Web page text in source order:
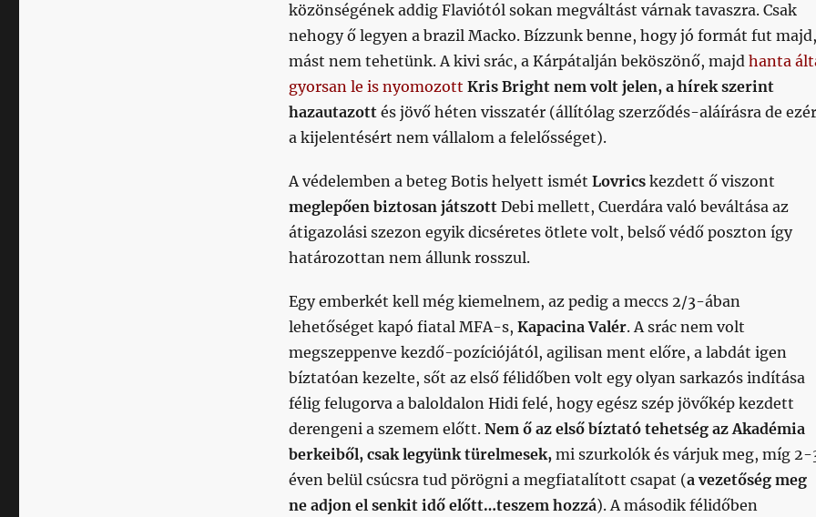
közönségének addig Flaviótól sokan megváltást várnak tavaszra. Csak
nehogy ő legyen a brazil Macko. Bízzunk benne, hogy jó formát fut majd,
mást nem tehetünk. A kivi srác, a Kárpátalján beköszönő, majd hanta
gyorsan le is nyomozott Kris Bright nem volt jelen, a hírek szerint
hazautazottés jövő héten visszatér (állítólag szerződés-aláírásra de
a kijelentésért nem vállalom a felelősséget).
A védelemben a beteg Botis helyett ismét Lovrics kezdett ő viszont
meglepően biztosan játszott Debi mellett, Cuerdára való beváltása az
átigazolási szezon egyik dicséretes ötlete volt, belső védő poszton így
határozottan nem állunk rosszul.
Egy emberkét kell még kiemelnem, az pedig a meccs 2/3-ában
lehetőséget kapó fiatal MFA-s, Kapacina Valér. A srác nem volt
megszeppenve kezdő-pozíciójától, agilisan ment előre, a labdát igen
bíztatóan kezelte, sőt az első félidőben volt egy olyan sarkazós indítása
félig felugorva a baloldalon Hidi felé, hogy egész szép jövőkép kezdett
derengeni a szemem előtt. Nem ő az első bíztató tehetség az Akadémia
berkeiből, csak legyünk türelmesek, mi szurkolók és várjuk meg, míg 2-
éven belül csúcsra tud pörögni a megfiatalított csapat (a vezetőség meg
ne adjon el senkit idő előtt…teszem hozzá). A második félidőben